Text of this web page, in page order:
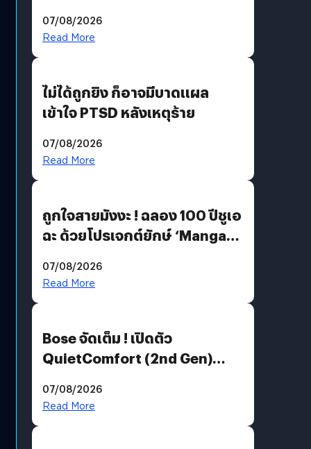
07/08/2026
Read More
ไม่ได้ถูกยิง ก็อาจมีบาดแผล
เข้าใจ PTSD หลังเหตุร้าย
07/08/2026
Read More
ถูกใจสายมังงะ ! ฉลอง 100 ปีชูเอ
ฉะ ด้วยโปรเจกต์ยักษ์ ‘Manga
มีภาษาไทยด้วย
07/08/2026
Read More
Bose จัดเต็ม ! เปิดตัว
QuietComfort (2nd Gen)
07/08/2026
Read More